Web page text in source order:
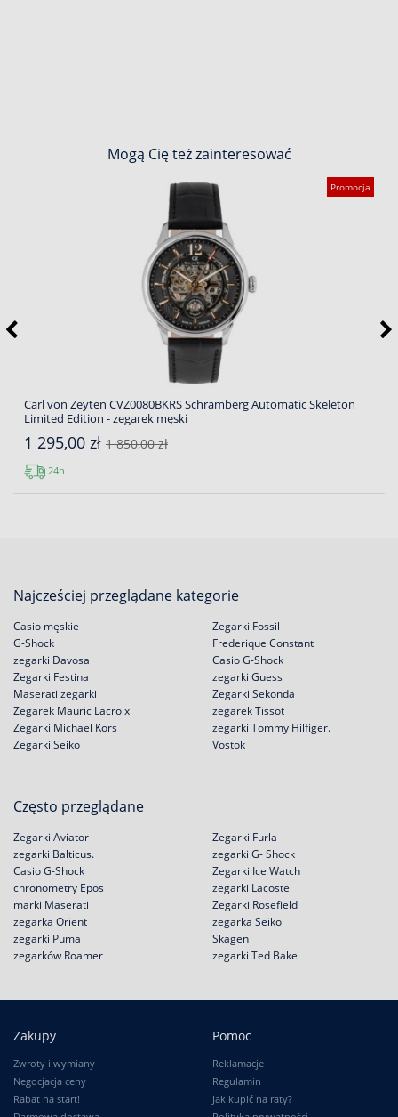
Mogą Cię też zainteresować
Promocja
Carl von Zeyten CVZ0080BKRS Schramberg Automatic Skeleton
Limited Edition - zegarek męski
1 295,00 zł 1 850,00 zł
24h
Najcześciej przeglądane kategorie
Casio męskie
G-Shock
zegarki Davosa
Zegarki Festina
Zegarki Fossil
Frederique Constant
Casio G-Shock
zegarki Guess
Maserati zegarki
Zegarek Mauric Lacroix
Zegarki Michael Kors
Zegarki Seiko
Zegarki Sekonda
zegarek Tissot
zegarki Tommy Hilfiger.
Vostok
Często przeglądane
Zegarki Aviator
zegarki Balticus.
Casio G-Shock
chronometry Epos
Zegarki Furla
zegarki G- Shock
Zegarki Ice Watch
zegarki Lacoste
marki Maserati
zegarka Orient
zegarki Puma
zegarków Roamer
Zegarki Rosefield
zegarka Seiko
Skagen
zegarki Ted Bake
Zakupy
Zwroty i wymiany
Negocjacja ceny
Rabat na start!
Pomoc
Reklamacje
Regulamin
Jak kupić na raty?